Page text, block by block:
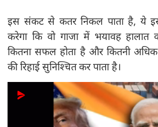
इस संकट से कतर निकल पाता है, ये इस
करेगा कि वो गाजा में भयावह
कितना सफल होता है और कितनी
की रिहाई सुनिश्चित कर पाता है।